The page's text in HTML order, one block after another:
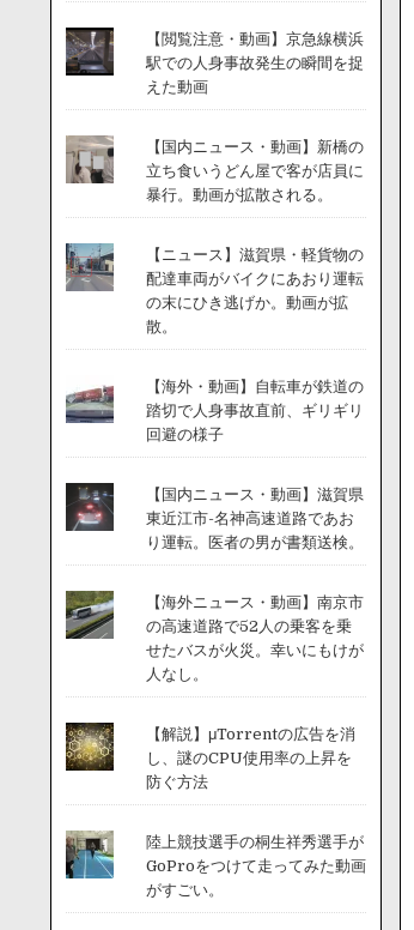
【閲覧注意・動画】京急線横浜
駅での人身事故発生の瞬間を捉
えた動画
【国内ニュース・動画】新橋の
立ち食いうどん屋で客が店員に
暴行。動画が拡散される。
【ニュース】滋賀県・軽貨物の
配達車両がバイクにあおり運転
の末にひき逃げか。動画が拡
散。
【海外・動画】自転車が鉄道の
踏切で人身事故直前、ギリギリ
回避の様子
【国内ニュース・動画】滋賀県
東近江市-名神高速道路であお
り運転。医者の男が書類送検。
【海外ニュース・動画】南京市
の高速道路で52人の乗客を乗
せたバスが火災。幸いにもけが
人なし。
【解説】μTorrentの広告を消
し、謎のCPU使用率の上昇を
防ぐ方法
陸上競技選手の桐生祥秀選手が
GoProをつけて走ってみた動画
がすごい。